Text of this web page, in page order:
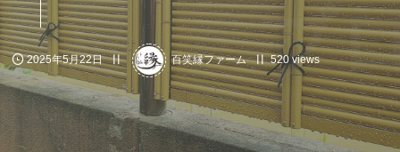
2025年5月22日 百笑縁ファーム 520 views
ブ